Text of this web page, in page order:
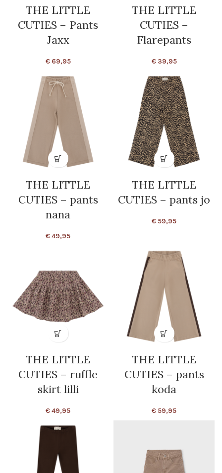
THE LITTLE
CUTIES – Pants
Jaxx
€69,95
THE LITTLE
CUTIES –
Flarepants
€39,95
THE LITTLE
CUTIES – pants
nana
€49,95
THE LITTLE
CUTIES – pants jo
€ 59,95
THE LITTLE
CUTIES – ruffle
skirt lilli
€49,95
THE LITTLE
CUTIES – pants
koda
€ 59,95